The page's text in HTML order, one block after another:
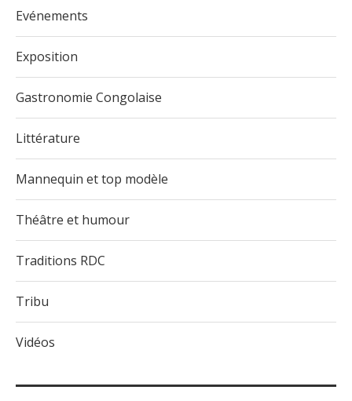
Evénements
Exposition
Gastronomie Congolaise
Littérature
Mannequin et top modèle
Théâtre et humour
Traditions RDC
Tribu
Vidéos